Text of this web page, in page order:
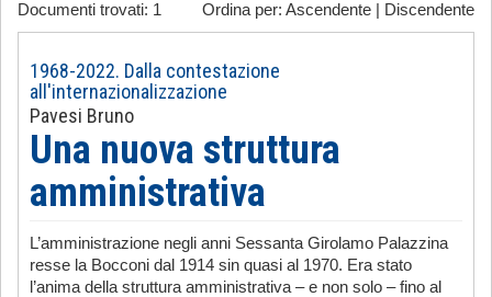
1968-2022 Dalla contestazione all'internazionalizzazione
-
Ordina per: Ascendente Discendente
Documenti trovati: 1
1968-2022. Dalla contestazione
all'internazionalizzazione
Pavesi Bruno
Una nuova struttura
amministrativa
L’amministrazione negli anni Sessanta Girolamo Palazzina
resse la Bocconi dal 1914 sin quasi al 1970. Era stato
l’anima della struttura amministrativa – e non solo – fino al